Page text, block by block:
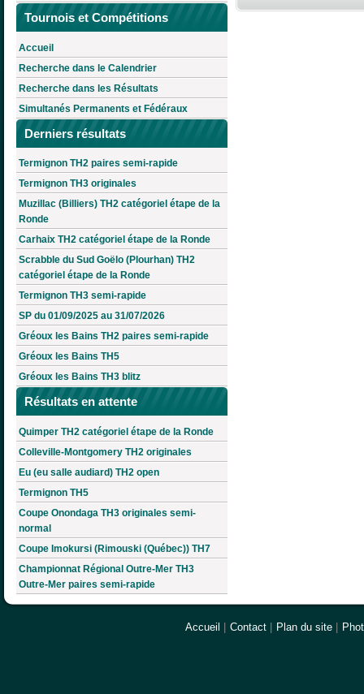
Tournois et Compétitions
Accueil
Recherche dans le Calendrier
Recherche dans les Résultats
Simultanés Permanents et Fédéraux
Derniers résultats
Termignon TH2 paires semi-rapide
Termignon TH3 originales
Muzillac (Billiers) TH2 catégoriel étape de la
Ronde
Carhaix TH2 catégoriel étape de la Ronde
Scrabble du Sud Goëlo (Plourhan) TH2
catégoriel étape de la Ronde
Termignon TH3 semi-rapide
SP du 01/09/2025 au 31/07/2026
Gréoux les Bains TH2 paires semi-rapide
Gréoux les Bains TH5
Gréoux les Bains TH3 blitz
Résultats en attente
Quimper TH2 catégoriel étape de la Ronde
Colleville-Montgomery TH2 originales
Eu (eu salle audiard) TH2 open
Termignon TH5
Coupe Onondaga TH3 originales semi-
normal
Coupe Imokursi (Rimouski (Québec)) TH7
Championnat Régional Outre-Mer TH3
Outre-Mer paires semi-rapide
Accueil Contact Plan du site